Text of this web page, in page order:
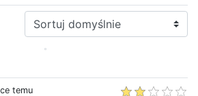
Sortuj:
temu